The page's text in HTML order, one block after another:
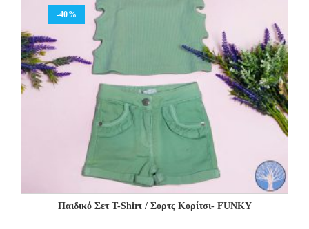
-40%
Παιδικό Σετ Τ-Shirt / Σορτς Κορίτσι- FUNKY